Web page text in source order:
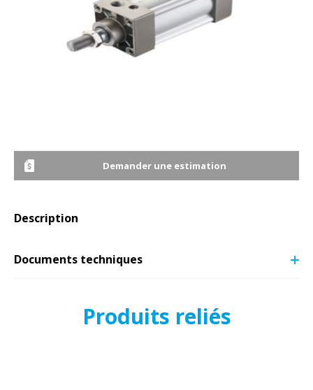
Demander une estimation
Description
Documents techniques
Produits reliés